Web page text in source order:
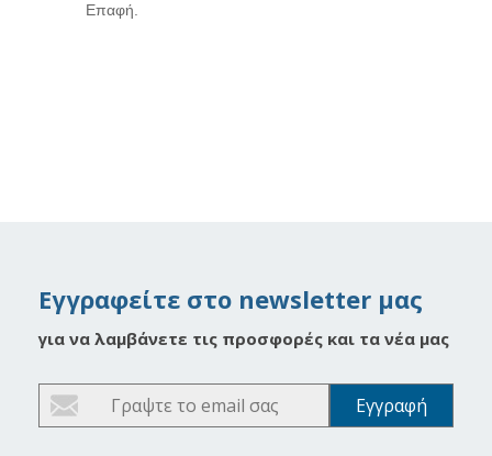
Επαφή.
Εγγραφείτε στο newsletter μας
για να λαμβάνετε τις προσφορές και τα νέα μας